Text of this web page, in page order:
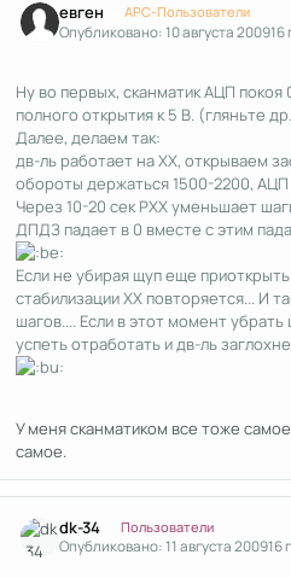
евген APC-Пользователи
Опубликовано:10 августа 200916
Ну во первых, сканматик АЦП покоя
полного открытия к 5 В. (гляньте
Далее, делаем так:
дв-ль работает на ХХ, открываем
обороты держаться 1500-2200, АЦП
Через 10-20 сек РХХ уменьшает
ДПДЗ падает в 0 вместе с этим
Если не убирая щуп еще
стабилизации ХХ повторяется... И
шагов.... Если в этот момент
успеть отработать и дв-ль
У меня сканматиком все тоже
самое.
dk-34 Пользователи
Опубликовано:11 августа 200916 г